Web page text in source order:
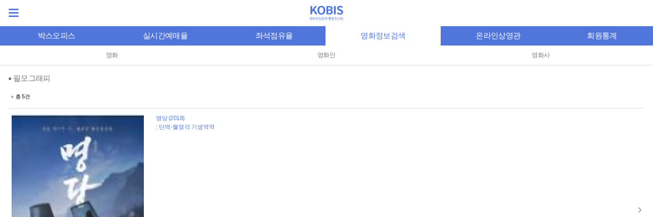
박스오피스 실시간예매율 좌석점유율 영화정보검색 온라인상영관 회원통계
영화 영화인 영화사
필모그래피
총 5건
명당 (2018)
: 단역-월영각 기생역역